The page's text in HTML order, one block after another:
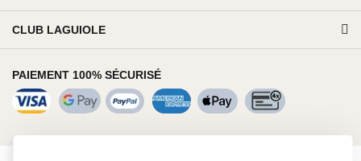
CLUB LAGUIOLE
PAIEMENT 100% SÉCURISÉ